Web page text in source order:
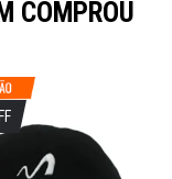
COMPROU